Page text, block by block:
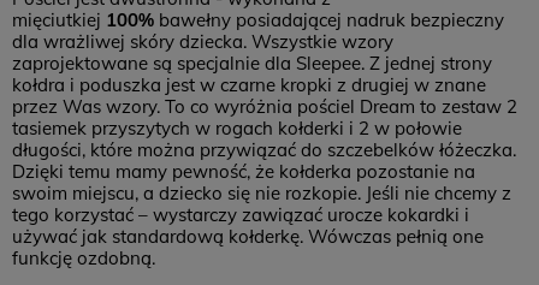
mięciutkiej 100% bawełny posiadającej nadruk bezpieczny
dla wrażliwej skóry dziecka. Wszystkie wzory
zaprojektowane są specjalnie dla Sleepee. Z jednej strony
kołdra i poduszka jest w czarne kropki z drugiej w znane
przez Was wzory. To co wyróżnia pościel Dream to zestaw 2
tasiemek przyszytych w rogach kołderki i 2 w połowie
długości, które można przywiązać do szczebelków łóżeczka.
Dzięki temu mamy pewność, że kołderka pozostanie na
swoim miejscu, a dziecko się nie rozkopie. Jeśli nie chcemy z
tego korzystać – wystarczy zawiązać urocze kokardki i
używać jak standardową kołderkę. Wówczas pełnią one
funkcję ozdobną.